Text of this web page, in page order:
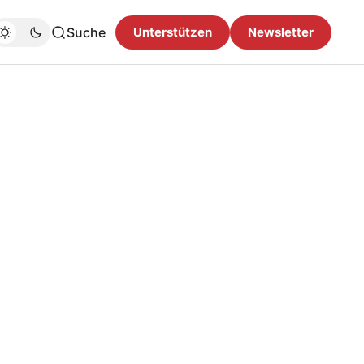
Suche Unterstützen Newsletter